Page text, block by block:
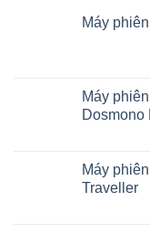
Máy
Máy
Dosmono
Máy
Traveller